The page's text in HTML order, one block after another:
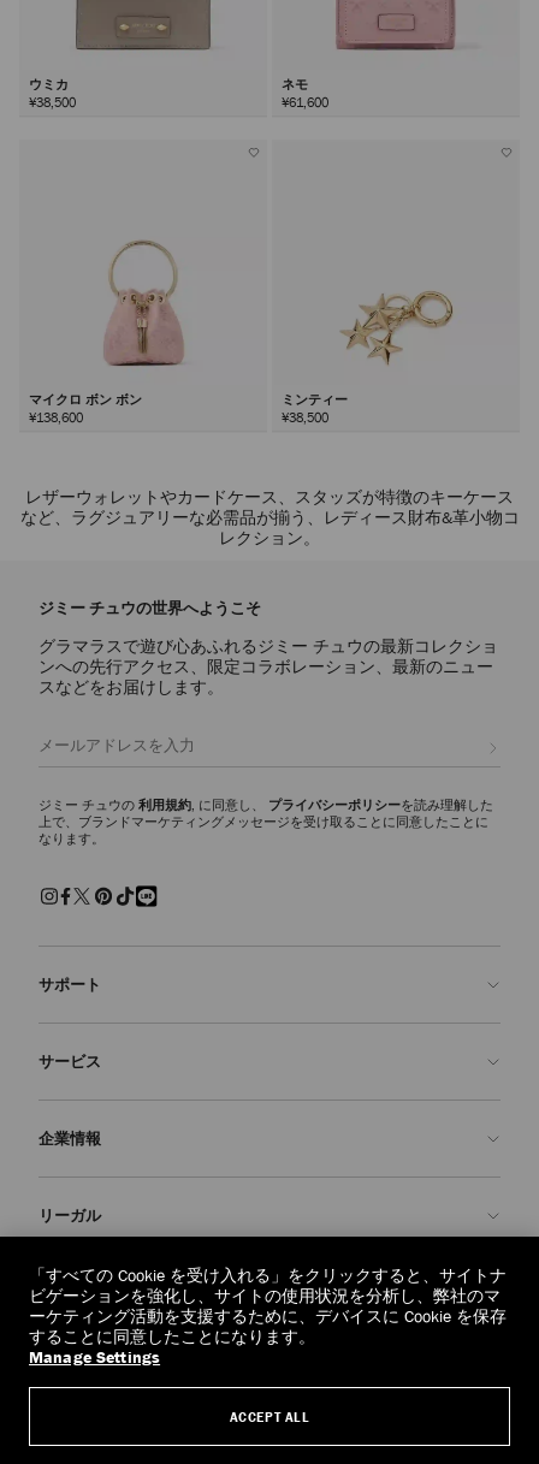
ウミカ
¥38,500
ネモ
¥61,600
マイクロ ボン ボン
¥138,600
ミンティー
¥38,500
レザーウォレットやカードケース、スタッズが特徴のキーケース
など、ラグジュアリーな必需品が揃う、レディース財布&革小物コ
レクション。
ジミー チュウの世界へようこそ
グラマラスで遊び心あふれるジミー チュウの最新コレクショ
ンへの先行アクセス、限定コラボレーション、最新のニュー
スなどをお届けします。
ジミー チュウの 利用規約, に同意し、 プライバシーポリシーを読み理解した
上で、ブランドマーケティングメッセージを受け取ることに同意したことに
なります。
サポート
よくあるご質問
返品を申請
配送
交換・返品
サービス
Made-to-Order
保証
企業情報
ブランドの歴史
JC World
社会への貢献
私たちの責任
クラフツマンシップ
リーガル
プライバシーポリシー
利用規約
忘れられる権利
個人情報開示請求フォーム
regionselector.country. (€)
「すべての Cookie を受け入れる」をクリックすると、サイトナ
ビゲーションを強化し、サイトの使用状況を分析し、弊社のマ
ーケティング活動を支援するために、デバイスに Cookie を保存
することに同意したことになります。
Manage Settings
ACCEPT ALL